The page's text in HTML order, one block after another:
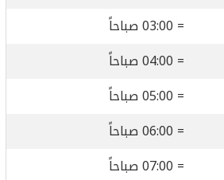
= 03:00 صباحاً
= 04:00 صباحاً
= 05:00 صباحاً
= 06:00 صباحاً
= 07:00 صباحاً